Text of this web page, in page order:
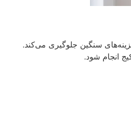
سنگین جلوگیری می‌کند.
انجام شود.